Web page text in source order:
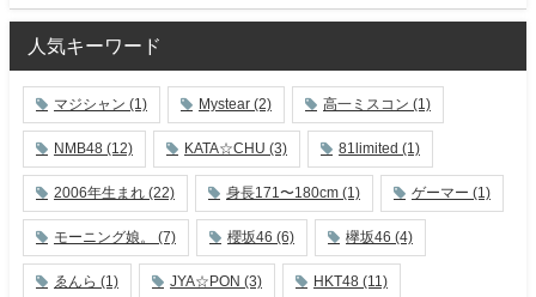
人気キーワード
マジシャン (1) Mystear (2) 高一ミスコン (1)
NMB48 (12) KATA☆CHU (3) 81limited (1)
2006年生まれ (22) 身長171〜180cm (1) ゲーマー (1)
モーニング娘。 (7) 櫻坂46 (6) 欅坂46 (4)
ゑんら (1) JYA☆PON (3) HKT48 (11)